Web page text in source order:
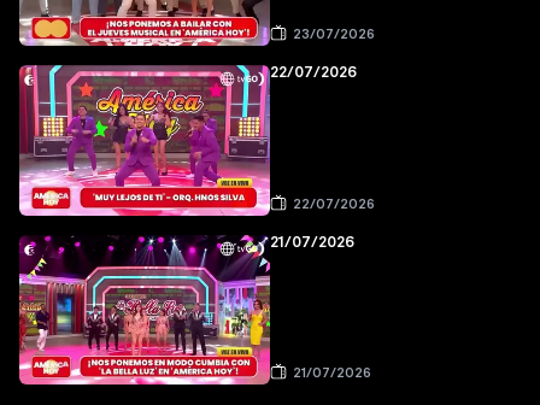
23/07/2026
22/07/2026
22/07/2026
21/07/2026
21/07/2026